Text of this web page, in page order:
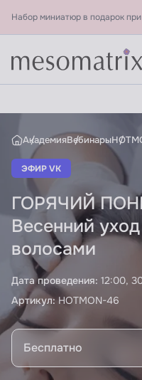
Набор миниатюр в подарок
ГОРЯЧИЙ
АкадемияВебинары
ЭФИР VK
ГОРЯЧИЙ
Весенний
волосами
Дата проведения: 12:00,
Артикул:HOTMON-46
Бесплатно